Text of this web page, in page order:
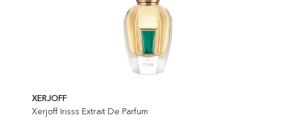
XERJOFF
Xerjoff Irisss Extrait De Parfum